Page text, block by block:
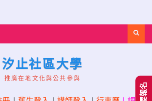
汐止社區大學
推廣在地文化與公共參與